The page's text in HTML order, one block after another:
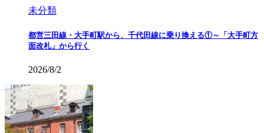
未分類
都営三田線・大手町駅から、千代田線に乗り換える①～「大手町方
面改札」から行く
2026/8/2